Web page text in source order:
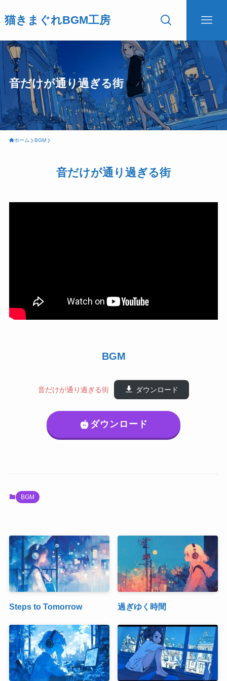
猫きまぐれBGM工房
音だけが通り過ぎる街
ホーム BGM
音だけが通り過ぎる街
BGM
音だけが通り過ぎる街 ダウンロード
ダウンロード
BGM
Steps to Tomorrow 過ぎゆく時間